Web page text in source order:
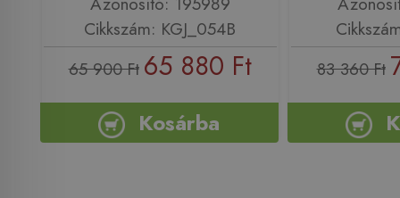
Cikkszám: KGJ_054B
65 900 Ft 65 880 Ft
Kosárba
83 360 Ft